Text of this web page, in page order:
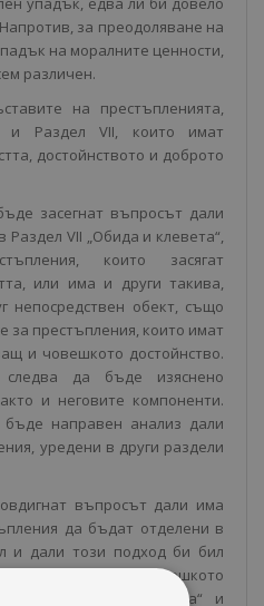
за преодоляване на
на моралните ценности,
различен.
на престъпленията,
и Раздел VII, които имат
достойнството и доброто
засегнат въпросът дали
VII „Обида и клевета“,
които засягат
или има и други такива,
непосредствен обект, също
за престъпления, които имат
и човешкото достойнство.
да бъде изяснено
и неговите компоненти.
направен анализ дали
уредени в други раздели
въпросът дали има
да бъдат отделени в
и дали този подход би бил
пълна защита на човешкото
мотивите „за“ и